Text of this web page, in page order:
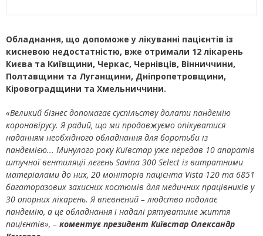
Обладнання, що допоможе у лікуванні пацієнтів із
кисневою недостатністю, вже отримали 12 лікарень
Києва та Київщини, Черкас, Чернівців, Вінниччини,
Полтавщини та Луганщини, Дніпропетровщини,
Кіровоградщини та Хмельниччини.
«Великий бізнесдопомагаєсуспільствудолати пандемію
коронавірусу. Я радий, що ми продовжуємо опікуватися
наданням необхідного обладнання для боротьби із
пандемією... Минулого року Київстар уже передав 10 апаратів
штучної вентиляції легень Savina 300 Select із витратними
матеріалами до них, 20 моніторів пацієнта Vista 120 та 6851
багаторазових захисних костюмів для медичних працівників у
30 опорних лікарень. Я впевнений – людство подолає
пандемію, а це обладнання і надалі рятуватиме життя
пацієнтів», – коментує президент Київстар Олександр